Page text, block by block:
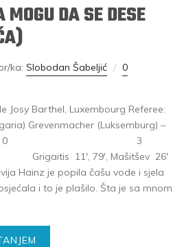
DA SE DESE
ka: Slobodan Šabeljić
0
Josy Barthel, Luxembourg Referee:
Grevenmacher (Luksemburg) –
0 3
79′, Mašitšev 26′
Hainz je popila čašu vode i sjela
i to je plašilo. Šta je sa mnom